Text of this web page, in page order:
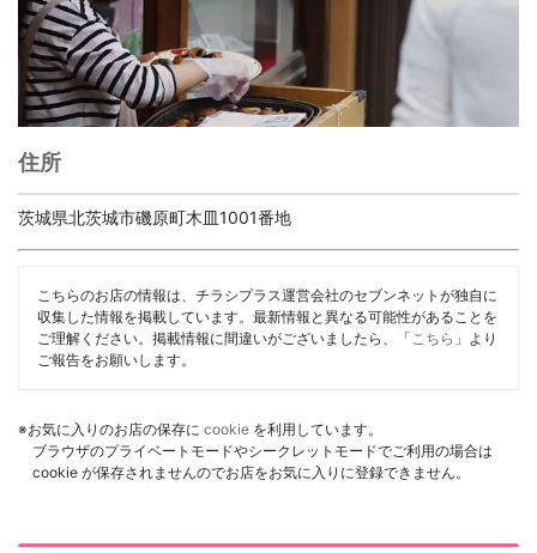
住所
茨城県北茨城市磯原町木皿1001番地
こちらのお店の情報は、チラシプラス運営会社のセブンネットが独自に
収集した情報を掲載しています。最新情報と異なる可能性があることを
ご理解ください。掲載情報に間違いがございましたら、「 こちら 」より
ご報告をお願いします。
※お気に入りのお店の保存に cookie を利用しています。
ブラウザのプライベートモードやシークレットモードでご利用の場合は
cookie が保存されませんのでお店をお気に入りに登録できません。